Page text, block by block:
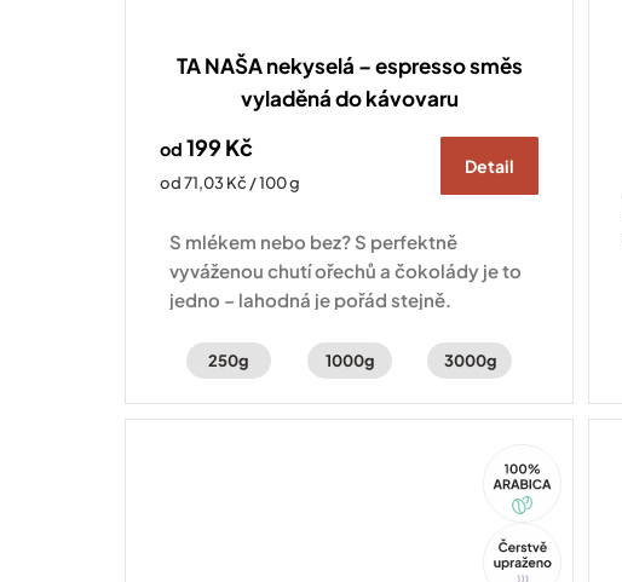
TA NAŠA nekyselá – espresso směs
vyladěná do kávovaru
od 199 Kč
Měrná
od 71,03 Kč / 100 g
Detail
S mlékem nebo bez? S perfektně
vyváženou chutí ořechů a čokolády je to
jedno – lahodná je pořád stejně.
250g 1000g 3000g
Tip
Arabica